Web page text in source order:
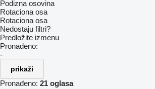
Podizna osovina
Rotaciona osa
Rotaciona osa
Nedostaju filtri?
Predložite izmenu
Pronađeno:
-
prikaži
Pronađeno: 21 oglasa